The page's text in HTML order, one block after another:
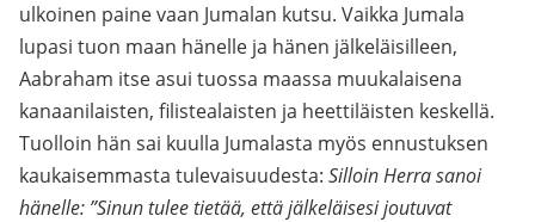
ulkoinen paine vaan Jumalan kutsu. Vaikka Jumala
lupasi tuon maan hänelle ja hänen jälkeläisilleen,
Aabraham itse asui tuossa maassa muukalaisena
kanaanilaisten, filistealaisten ja heettiläisten keskellä.
Tuolloin hän sai kuulla Jumalasta myös ennustuksen
kaukaisemmasta tulevaisuudesta: Silloin Herra sanoi
hänelle: ”Sinun tulee tietää, että jälkeläisesi joutuvat